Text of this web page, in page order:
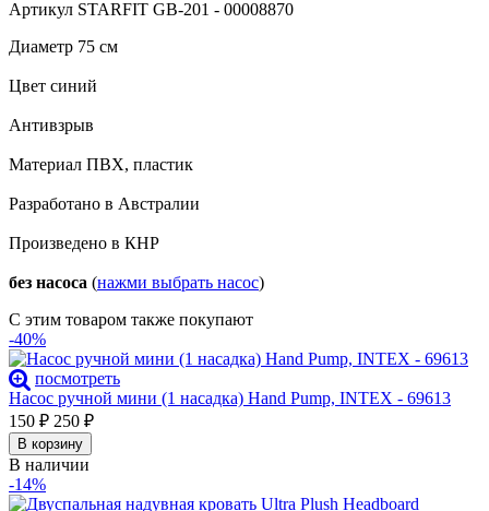
Артикул STARFIT GB-201 - 00008870
Диаметр 75 см
Цвет синий
Антивзрыв
Материал ПВХ, пластик
Разработано в Австралии
Произведено в КНР
без насоса (нажми выбрать насос)
С этим товаром также покупают
-40%
посмотреть
Насос ручной мини (1 насадка) Hand Pump, INTEX - 69613
150 ₽ 250 ₽
В корзину
В наличии
-14%